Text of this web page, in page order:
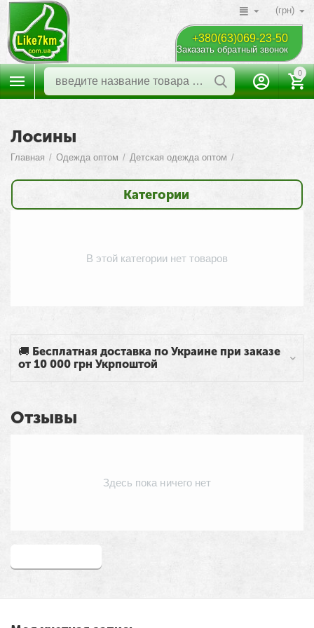
(грн)
+380(63)069-23-50
Заказать обратный звонок
0
Лосины
Главная / Одежда оптом / Детская одежда оптом /
Категории
🚚 Бесплатная доставка по Украине при заказе
от 10 000 грн Укрпоштой
В этой категории нет товаров
Отзывы
Здесь пока ничего нет